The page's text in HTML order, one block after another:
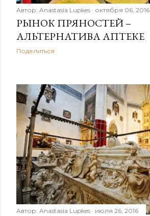
Автор: Anastasia Lupkes октября 06, 2016
РЫНОК ПРЯНОСТЕЙ –
АЛЬТЕРНАТИВА АПТЕКЕ
Поделиться
Автор: Anastasia Lupkes июля 26, 2016